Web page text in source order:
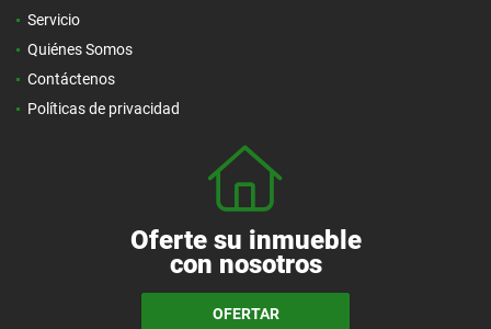
Servicio
Quiénes Somos
Contáctenos
Políticas de privacidad
Oferte su inmueble
con nosotros
OFERTAR